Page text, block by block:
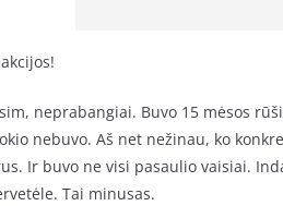
neprabangiai. Buvo 15 mėsos
nebuvo. Aš net nežinau, ko
Ir buvo ne visi pasaulio vaisiai.
Tai minusas.